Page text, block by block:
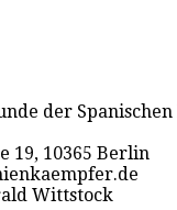
der Spanischen
19, 10365 Berlin
Wittstock